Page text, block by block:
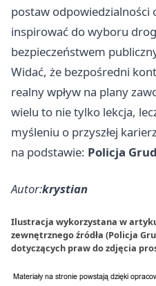
postaw odpowiedzialności
inspirować do wyboru
bezpieczeństwem
Widać, że bezpośredni
realny wpływ na plany
wielu to nie tylko lekcja,
myśleniu o przyszłej
na podstawie: Policja
Autor:krystian
Ilustracja wykorzystana w
zewnętrznego źródła (Policja
dotyczących praw do zdjęcia